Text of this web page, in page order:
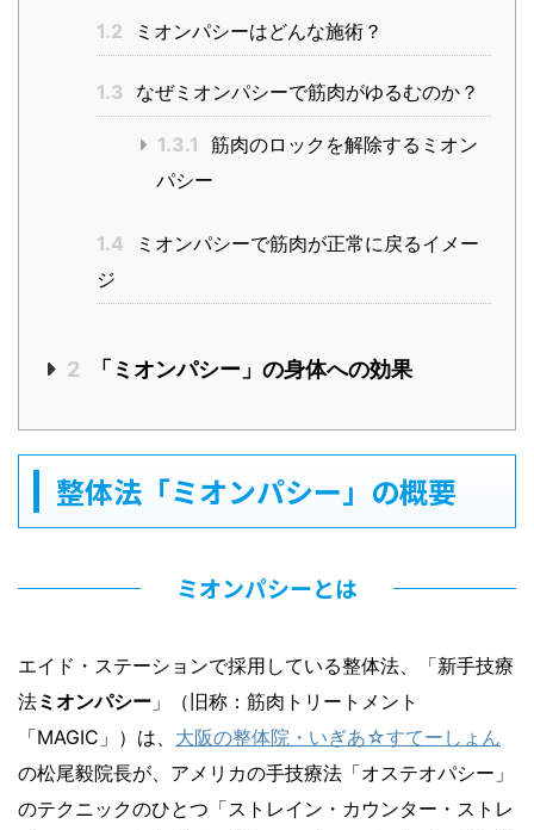
1.2 ミオンパシーはどんな施術？
1.3 なぜミオンパシーで筋肉がゆるむのか？
1.3.1 筋肉のロックを解除するミオン
パシー
1.4
ミオンパシーで筋肉が正常に戻るイメー
ジ
2 「ミオンパシー」の身体への効果
整体法「ミオンパシー」の概要
ミオンパシーとは
エイド・ステーションで採用している整体法、「新手技療
法ミオンパシー 」（旧称：筋肉トリートメント
「MAGIC」）は、 大阪の整体院・いぎあ☆すてーしょん
の松尾毅院長が、アメリカの手技療法「オステオパシー」
のテクニックのひとつ「ストレイン・カウンター・ストレ